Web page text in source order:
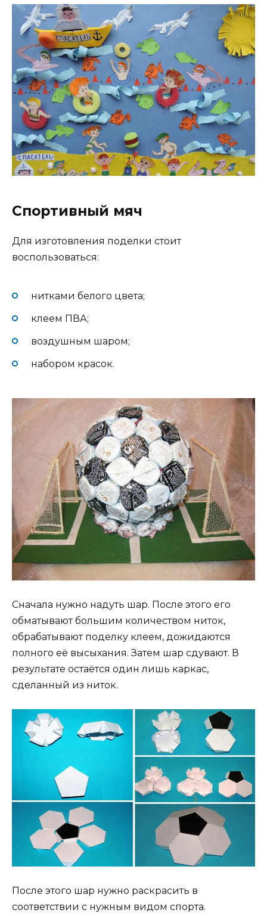
Спортивный мяч
Для изготовления поделки стоит
воспользоваться:
нитками белого цвета;
клеем ПВА;
воздушным шаром;
набором красок.
Сначала нужно надуть шар. После этого его
обматывают большим количеством ниток,
обрабатывают поделку клеем, дожидаются
полного её высыхания. Затем шар сдувают. В
результате остаётся один лишь каркас,
сделанный из ниток.
После этого шар нужно раскрасить в
соответствии с нужным видом спорта.